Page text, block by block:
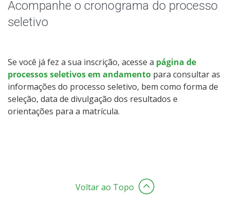
Provas e Gabaritos
Acompanhe o cronograma do processo
seletivo
Se você já fez a sua inscrição, acesse a página de
processos seletivos em andamento para consultar as
informações do processo seletivo, bem como forma de
seleção, data de divulgação dos resultados e
orientações para a matrícula.
Voltar ao Topo